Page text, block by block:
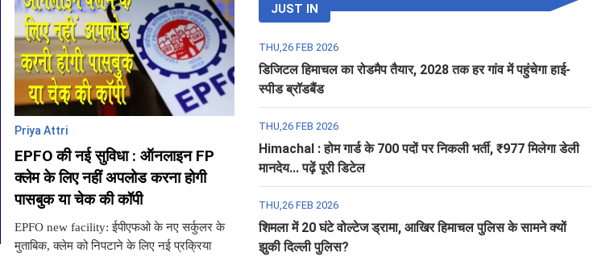
Priya Attri
EPFO की नई सुविधा : ऑनलाइन FP
क्लेम के लिए नहीं अपलोड करना होगी
पासबुक या चेक की कॉपी
EPFO new facility: ईपीएफओ के नए सर्कुलर के
मुताबिक, क्लेम को निपटाने के लिए नई प्रक्रिया
JUST IN
THU,26 FEB 2026
डिजिटल हिमाचल का रोडमैप तैयार, 2028 तक हर गांव में पहुंचेगा हाई-
स्पीड ब्रॉडबैंड
THU,26 FEB 2026
Himachal : होम गार्ड के 700 पदों पर निकली भर्ती, ₹977 मिलेगा डेली
मानदेय... पढ़ें पूरी डिटेल
THU,26 FEB 2026
शिमला में 20 घंटे वोल्टेज ड्रामा, आखिर हिमाचल पुलिस के सामने क्यों
झुकी दिल्ली पुलिस?